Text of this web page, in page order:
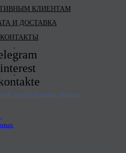
КЛИЕНТАМ
И ДОСТАВКА
КОНТАКТЫ
персональных данных